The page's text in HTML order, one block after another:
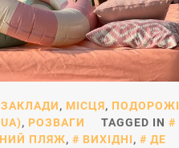
ЗАКЛАДИ, МІСЦЯ, ПОДОРОЖІ
, РОЗВАГИ
TAGGED IN
ПЛЯЖ, ВИХІДНІ,
ДЕ